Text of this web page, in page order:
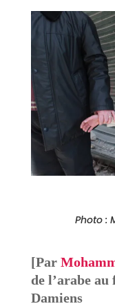
Photo :
[Par
de l’arabe
Damiens